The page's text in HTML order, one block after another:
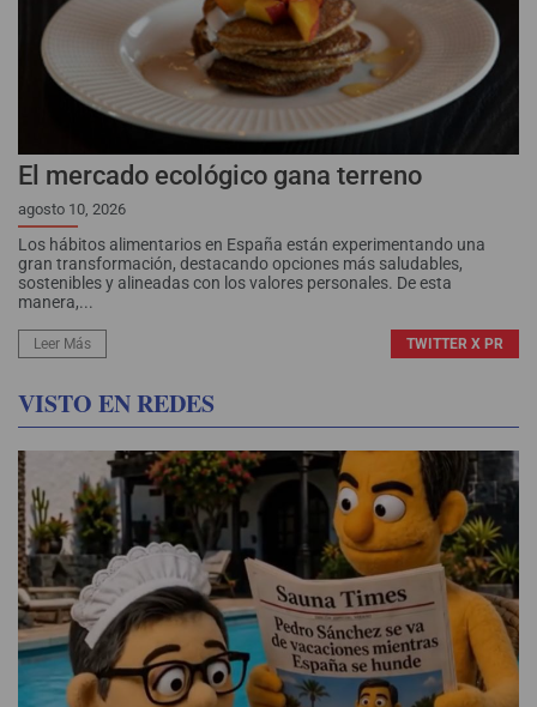
El mercado ecológico gana terreno
agosto 10, 2026
Los hábitos alimentarios en España están experimentando una
gran transformación, destacando opciones más saludables,
sostenibles y alineadas con los valores personales. De esta
manera,...
Leer Más TWITTER X PR
VISTO EN REDES